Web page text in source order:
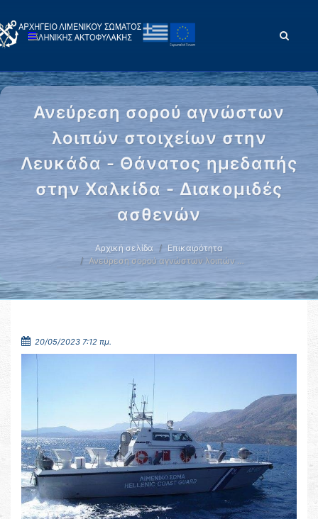
Ανεύρεση σορού αγνώστων
λοιπών στοιχείων στην
Λευκάδα - Θάνατος ημεδαπής
στην Χαλκίδα - Διακομιδές
ασθενών
Αρχική σελίδα
Επικαιρότητα
Ανεύρεση σορού αγνώστων λοιπών …
20/05/2023 7:12 πμ.